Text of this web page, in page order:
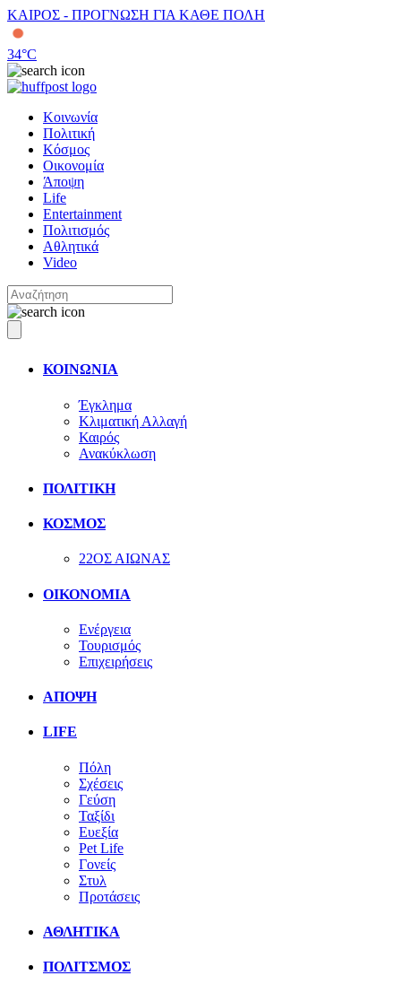
ΚΑΙΡΟΣ - ΠΡΟΓΝΩΣΗ ΓΙΑ ΚΑΘΕ ΠΟΛΗ
34°C
Κοινωνία
Πολιτική
Κόσμος
Οικονομία
Άποψη
Life
Entertainment
Πολιτισμός
Αθλητικά
Video
ΚΟΙΝΩΝΙΑ
Έγκλημα
Κλιματική Αλλαγή
Καιρός
Ανακύκλωση
ΠΟΛΙΤΙΚΗ
ΚΟΣΜΟΣ
22ΟΣ ΑΙΩΝΑΣ
ΟΙΚΟΝΟΜΙΑ
Ενέργεια
Τουρισμός
Επιχειρήσεις
ΑΠΟΨΗ
LIFE
Πόλη
Σχέσεις
Γεύση
Ταξίδι
Ευεξία
Pet Life
Γονείς
Στυλ
Προτάσεις
ΑΘΛΗΤΙΚΑ
ΠΟΛΙΤΣΜΟΣ